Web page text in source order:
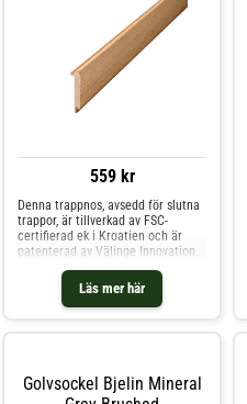
559 kr
Läs mer här
Denna trappnos, avsedd för slutna
trappor, är tillverkad av FSC-
certifierad ek i Kroatien och är
patenterad av Välinge Innovation.
Golvsockel Bjelin Mineral